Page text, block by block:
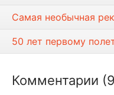
Самая необычная
50 лет первому
Комментарии